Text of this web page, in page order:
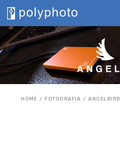
HOME FOTOGRAFIA ANGELBIRD